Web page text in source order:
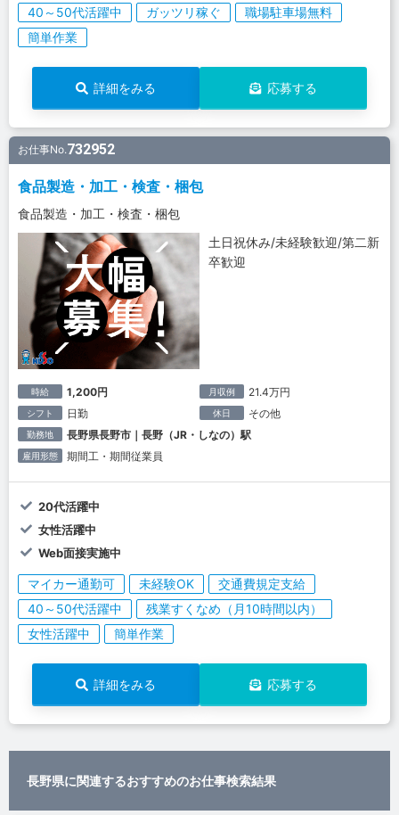
40～50代活躍中
ガッツリ稼ぐ
職場駐車場無料
簡単作業
詳細をみる 応募する
お仕事No.732952
食品製造・加工・検査・梱包
食品製造・加工・検査・梱包
土日祝休み/未経験歓迎/第二新
卒歓迎
時給 1,200円 月収例 21.4万円
シフト 日勤 休日 その他
勤務地 長野県長野市｜長野（JR・しなの）駅
雇用形態 期間工・期間従業員
20代活躍中
女性活躍中
Web面接実施中
マイカー通勤可 未経験OK
交通費規定支給
40～50代活躍中
残業すくなめ（月10時間以内）
女性活躍中
簡単作業
詳細をみる 応募する
長野県に関連するおすすめのお仕事検索結果